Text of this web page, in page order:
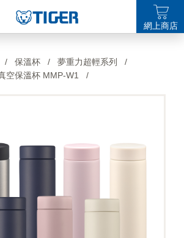
網上商店
/ 保溫杯 / 夢重力超輕系列
/
空保溫杯 MMP-W1
/